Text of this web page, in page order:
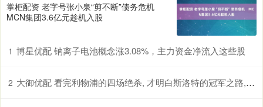
掌柜配资 老字号张小泉“剪不断”债务危机
MCN集团3.6亿元趁机入股
1 博星优配 钠离子电池概念涨3.08%，主力资金净流入这些股
2 大御优配 看完利物浦的四场绝杀, 才明白斯洛特的冠军之路, 有多么惊险